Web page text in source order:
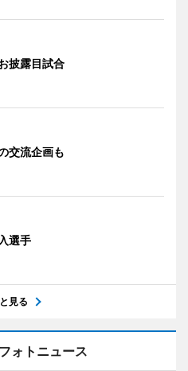
披露目試合
交流企画も
選手
見る
ォトニュース